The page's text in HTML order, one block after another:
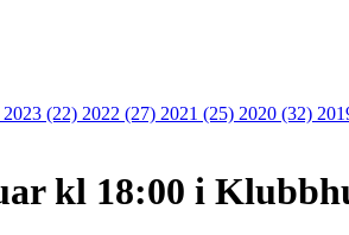
2023 (22) 2022 (27) 2021 (25) 2020 (32)
kl 18:00 i